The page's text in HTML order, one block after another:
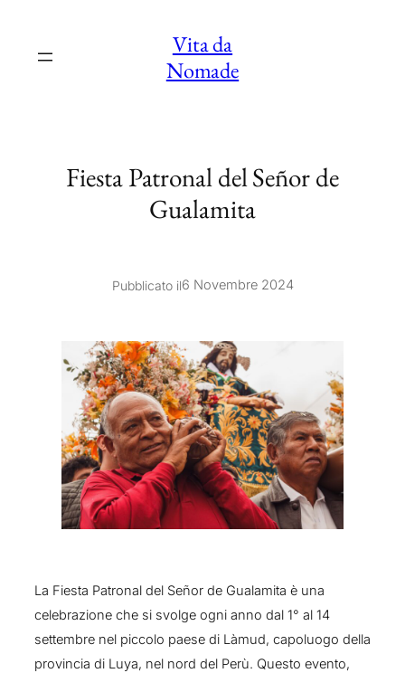
contenuto
Vita da
Nomade
Fiesta Patronal del Señor de
Gualamita
Pubblicato il6 Novembre 2024
La Fiesta Patronal del Señor de Gualamita è una
celebrazione che si svolge ogni anno dal 1° al 14
settembre nel piccolo paese di Làmud, capoluogo della
provincia di Luya, nel nord del Perù. Questo evento,